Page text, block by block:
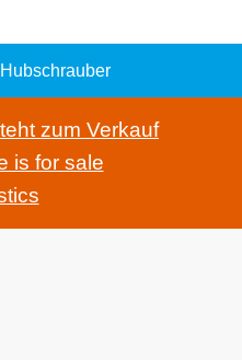
zum Verkauf
is for sale